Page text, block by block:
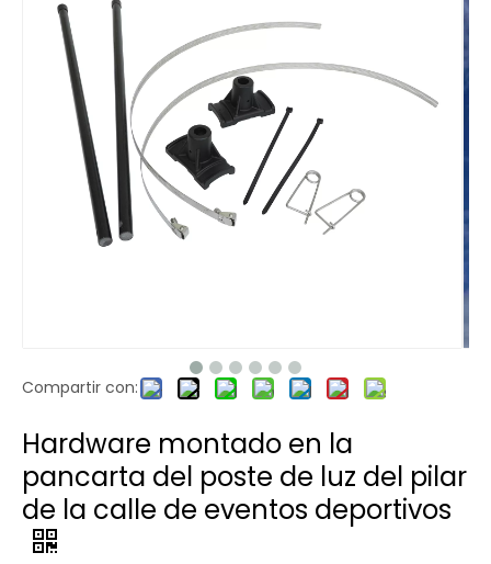
Compartir con:
Hardware montado en la
pancarta del poste de luz del pilar
de la calle de eventos deportivos